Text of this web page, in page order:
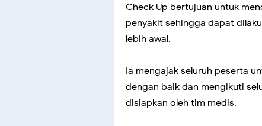
Check Up bertujuan untuk
penyakit sehingga dapat
lebih awal.
Ia mengajak seluruh peserta
dengan baik dan mengikuti
disiapkan oleh tim medis.